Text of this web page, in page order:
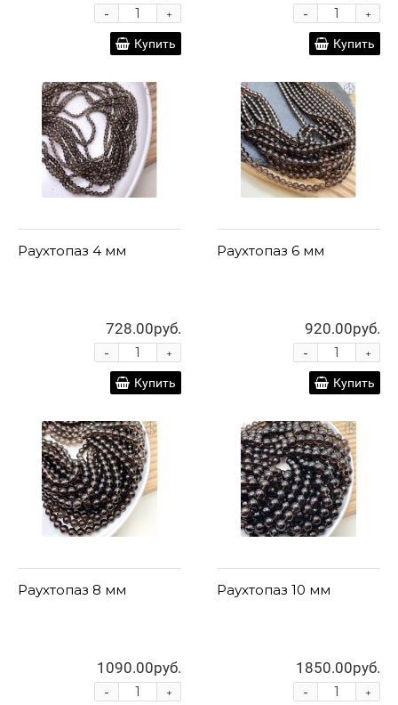
+
-
Купить
+
-
Купить
Раухтопаз 4 мм
728.00руб.
+
-
Купить
Раухтопаз 6 мм
920.00руб.
+
-
Купить
Раухтопаз 8 мм
1090.00руб.
+
-
Раухтопаз 10 мм
1850.00руб.
+
-